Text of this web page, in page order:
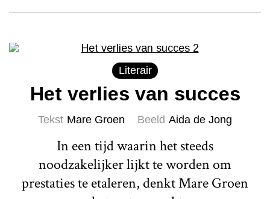
Literair
Het verlies van succes
Tekst Mare Groen Beeld Aida de Jong
In een tijd waarin het steeds
noodzakelijker lijkt te worden om
prestaties te etaleren, denkt Mare Groen